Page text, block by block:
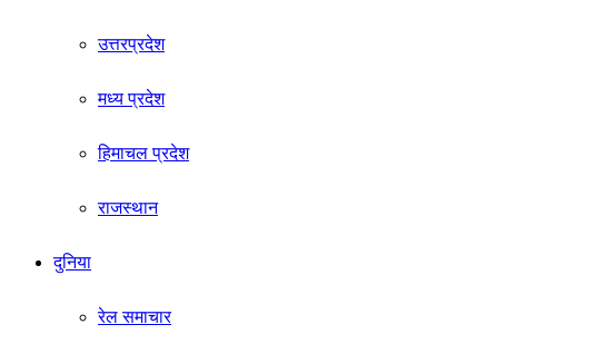
उत्तरप्रदेश
मध्य प्रदेश
हिमाचल प्रदेश
राजस्थान
दुनिया
रेल समाचार